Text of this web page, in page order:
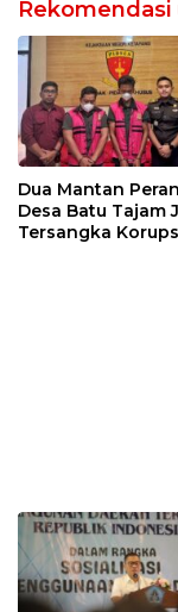
Dua Mantan
Desa Batu Tajam
Tersangka